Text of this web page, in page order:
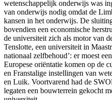
wetenschappelijk onderwijs was
van onderwijs nodig omdat de
kansen in het onderwijs. De
bovendien een economische
de universiteit zich als motor van
Tenslotte, een universiteit in
nationaal zelfbehoud’: er moest
Europese oriëntatie komen op de
en Franstalige instellingen van
en Luik. Voortvarend had de
legaten een bouwterrein gekocht